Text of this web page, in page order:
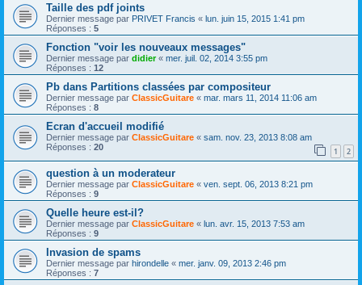
Taille des pdf joints
Dernier message par PRIVET Francis « lun. juin 15, 2015 1:41 pm
Réponses : 5
Fonction "voir les nouveaux messages"
Dernier message par didier« mer. juil. 02, 2014 3:55 pm
Réponses : 12
Pb dans Partitions classées par compositeur
Dernier message par ClassicGuitare « mar. mars 11, 2014 11:06 am
Réponses : 8
Ecran d'accueil modifié
Dernier message par ClassicGuitare « sam. nov. 23, 2013 8:08 am
Réponses : 20 1 2
question à un moderateur
Dernier message par ClassicGuitare « ven. sept. 06, 2013 8:21 pm
Réponses : 9
Quelle heure est-il?
Dernier message par ClassicGuitare « lun. avr. 15, 2013 7:53 am
Réponses : 9
Invasion de spams
Dernier message par hirondelle « mer. janv. 09, 2013 2:46 pm
Réponses : 7